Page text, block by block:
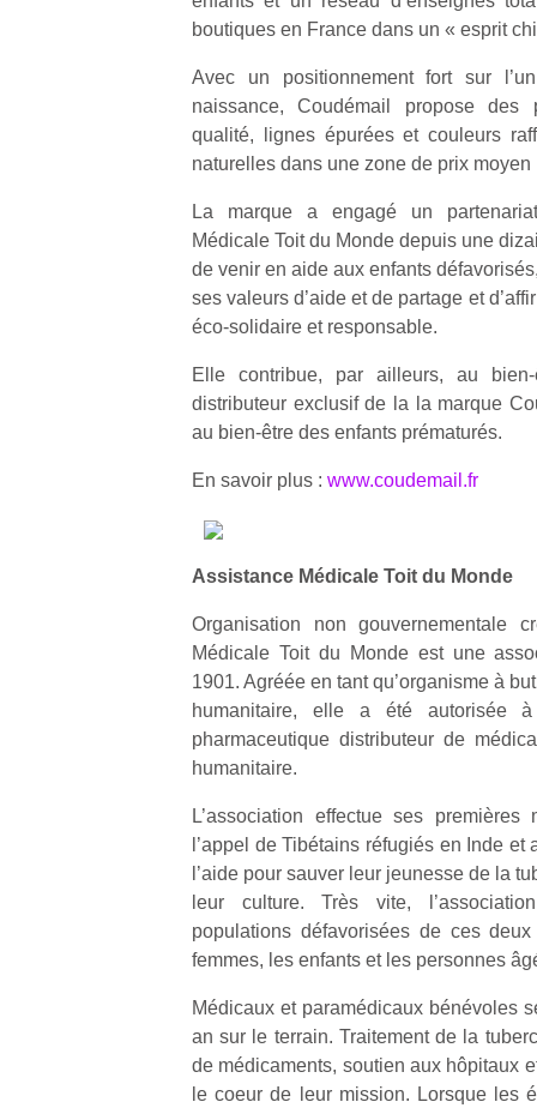
boutiques en France dans un « esprit
Avec un positionnement fort sur
naissance, Coudémail propose des
qualité, lignes épurées et couleurs
naturelles dans une zone de prix moyen
La marque a engagé un
Médicale Toit du Monde depuis une
de venir en aide aux enfants
ses valeurs d’aide et de partage et
éco-solidaire et responsable.
Elle contribue, par ailleurs, au
distributeur exclusif de la la marque
au bien-être des enfants prématurés.
En savoir plus : www.coudemail.fr
Assistance Médicale Toit du Monde
Organisation non gouvernementale
Médicale Toit du Monde est une
1901. Agréée en tant qu’organisme à
humanitaire, elle a été autorisée
pharmaceutique distributeur de
humanitaire.
L’association effectue ses
l’appel de Tibétains réfugiés en Inde
l’aide pour sauver leur jeunesse de la
leur culture. Très vite,
populations défavorisées de ces
femmes, les enfants et les personnes
Médicaux et paramédicaux bénévoles
an sur le terrain. Traitement de la
de médicaments, soutien aux hôpitaux
le coeur de leur mission. Lorsque les
une
nouvelle
trottinette
mécanique
enfants
débordent
souvent
d’énergie.
occupations
n’est pas
toujours
Conjuguer
ou
Des
pour les
grands et
Durant les
vacances
estivales
retour des
beaux
l’occasion
rêvée
pour les
de…
de